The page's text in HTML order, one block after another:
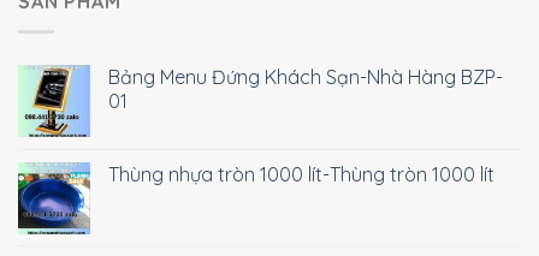
Bảng Menu Đứng Khách Sạn-Nhà Hàng BZP-
01
Thùng nhựa tròn 1000 lít-Thùng tròn 1000 lít